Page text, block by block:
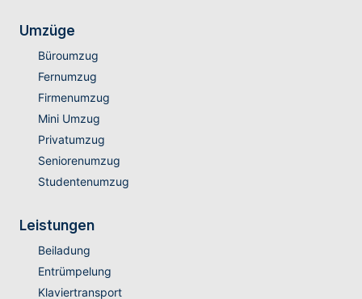
Umzüge
Büroumzug
Fernumzug
Firmenumzug
Mini Umzug
Privatumzug
Seniorenumzug
Studentenumzug
Leistungen
Beiladung
Entrümpelung
Klaviertransport